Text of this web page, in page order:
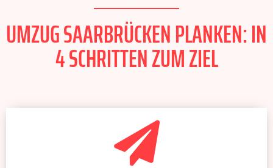
UMZUG SAARBRÜCKEN PLANKEN: IN
4 SCHRITTEN ZUM ZIEL